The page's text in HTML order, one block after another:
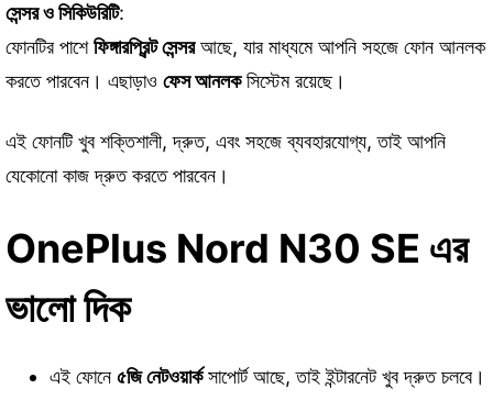
সেন্সর ও সিকিউরিটি:
ফোনটির পাশেফিঙ্গারপ্রিন্ট সেন্সরআছে, যার মাধ্যমে আপনি সহজে ফোন আনলক
করতে পারবেন। এছাড়াও ফেস আনলকসিস্টেম রয়েছে।
এই ফোনটি খুব শক্তিশালী, দ্রুত, এবং সহজে ব্যবহারযোগ্য, তাই আপনি
যেকোনো কাজ দ্রুত করতে পারবেন।
OnePlus Nord N30 SE এর
ভালো দিক
এই ফোনে ৫জি নেটওয়ার্কসাপোর্ট আছে, তাই ইন্টারনেট খুব দ্রুত চলবে।